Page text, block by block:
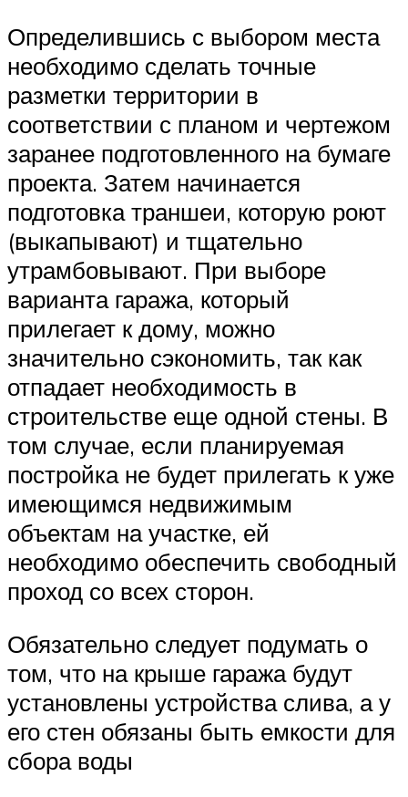
Определившись с выбором места
необходимо сделать точные
разметки территории в
соответствии с планом и чертежом
заранее подготовленного на бумаге
проекта. Затем начинается
подготовка траншеи, которую роют
(выкапывают) и тщательно
утрамбовывают. При выборе
варианта гаража, который
прилегает к дому, можно
значительно сэкономить, так как
отпадает необходимость в
строительстве еще одной стены. В
том случае, если планируемая
постройка не будет прилегать к уже
имеющимся недвижимым
объектам на участке, ей
необходимо обеспечить свободный
проход со всех сторон.
Обязательно следует подумать о
том, что на крыше гаража будут
установлены устройства слива, а у
его стен обязаны быть емкости для
сбора воды